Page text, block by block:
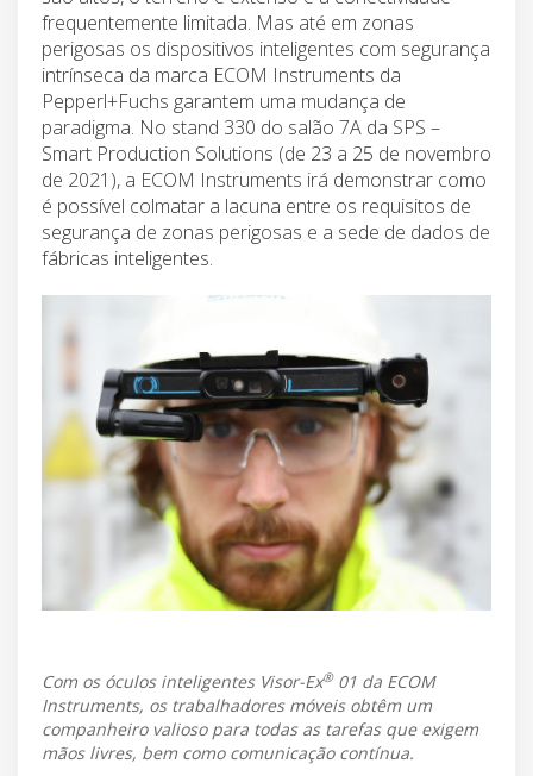
frequentemente limitada. Mas até em zonas
perigosas os dispositivos inteligentes com segurança
intrínseca da marca ECOM Instruments da
Pepperl+Fuchs garantem uma mudança de
paradigma. No stand 330 do salão 7A da SPS –
Smart Production Solutions (de 23 a 25 de novembro
de 2021), a ECOM Instruments irá demonstrar como
é possível colmatar a lacuna entre os requisitos de
segurança de zonas perigosas e a sede de dados de
fábricas inteligentes.
Com os óculos inteligentes Visor-Ex®01 da ECOM
Instruments, os trabalhadores móveis obtêm um
companheiro valioso para todas as tarefas que exigem
mãos livres, bem como comunicação contínua.